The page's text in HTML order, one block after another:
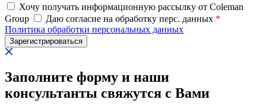
Хочу получать информационную рассылку от Coleman
Group
Даю согласие на обработку перс. данных *
Политика обработки персональных данных
Заполните форму и наши
консультанты свяжутся с Вами